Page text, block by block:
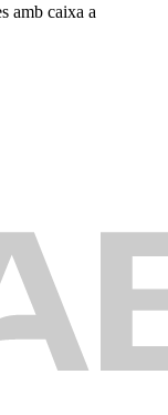
amb caixa a